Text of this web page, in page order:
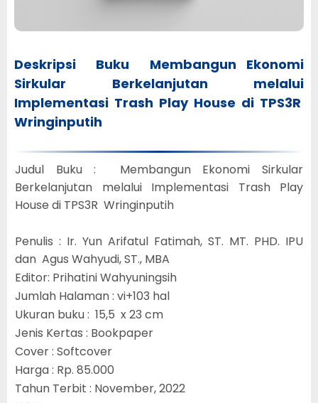
Deskripsi Buku Membangun Ekonomi
Sirkular Berkelanjutan melalui
Implementasi Trash Play House di TPS3R
Wringinputih
Judul Buku : Membangun Ekonomi Sirkular
Berkelanjutan melalui Implementasi Trash Play
House di TPS3R Wringinputih
Penulis : Ir. Yun Arifatul Fatimah, ST. MT. PHD. IPU
dan Agus Wahyudi, ST., MBA
Editor: Prihatini Wahyuningsih
Jumlah Halaman : vi+103 hal
Ukuran buku : 15,5 x 23 cm
Jenis Kertas : Bookpaper
Cover : Softcover
Harga : Rp. 85.000
Tahun Terbit : November, 2022